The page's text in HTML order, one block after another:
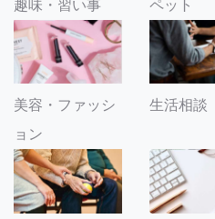
趣味・習い事 ペット
美容・ファッシ
ョン
生活相談